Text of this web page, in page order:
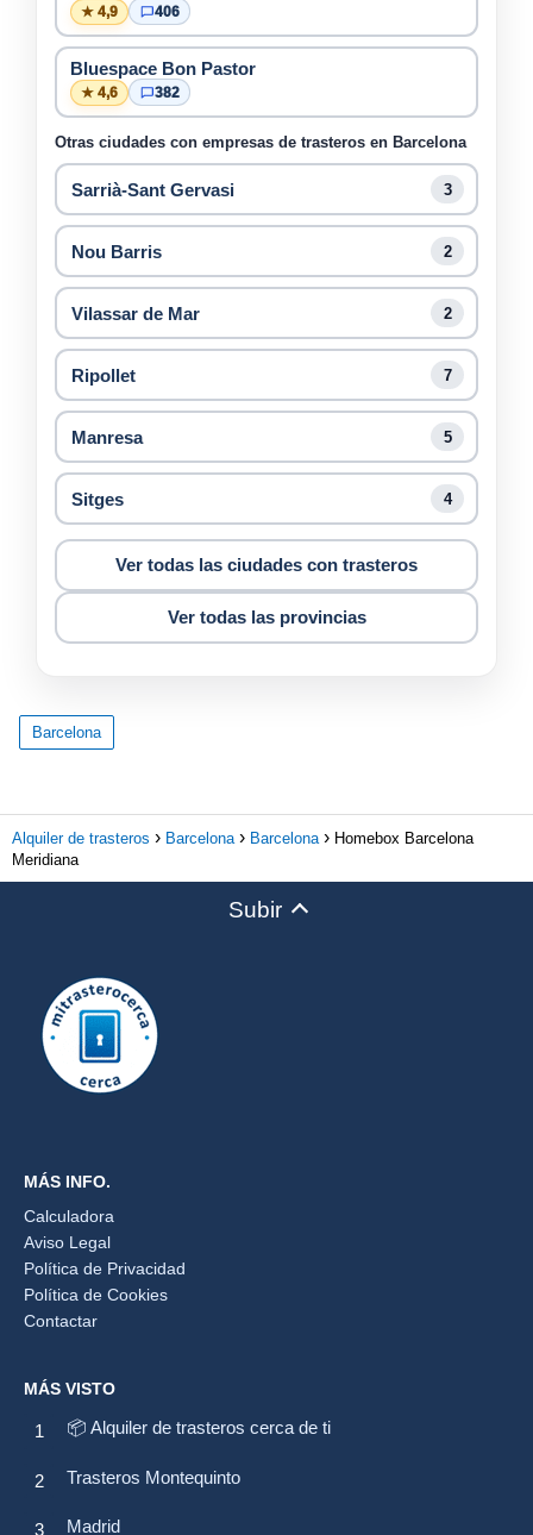
★ 4,9 406
Bluespace Bon Pastor
★ 4,6 382
Otras ciudades con empresas de trasteros en Barcelona
Sarrià-Sant Gervasi 3
Nou Barris 2
Vilassar de Mar 2
Ripollet 7
Manresa 5
Sitges 4
Ver todas las ciudades con trasteros
Ver todas las provincias
Barcelona
Alquiler de trasteros Barcelona Barcelona
Homebox Barcelona
Meridiana
Subir
MÁS INFO.
Calculadora
Aviso Legal
Política de Privacidad
Política de Cookies
Contactar
MÁS VISTO
📦 Alquiler de trasteros cerca de ti
Trasteros Montequinto
Madrid